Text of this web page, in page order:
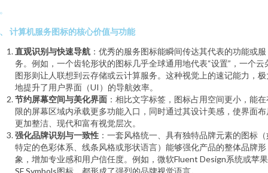
计算机服务图标的核心价值与功能
直观识别与快速导航 ：优秀的服务图标能瞬间传达其代表的功能或服
务。例如，一个齿轮形状的图标几乎全球通用地代表“设置”，一个云
图形则让人联想到云存储或云计算服务。这种视觉上的速记能力，极
地提升了用户界面（UI）的导航效率。
节约屏幕空间与美化界面 ：相比文字标签，图标占用空间更小，能
限的屏幕区域内承载更多功能入口，同时通过其设计美感，使界面布
更加整洁、现代和富有视觉层次。
强化品牌识别与一致性 ：一套风格统一、具有独特品牌元素的图标
特定的色彩体系、线条风格或形状语言）能够强化产品的整体品牌形
象，增加专业感和用户信任度。例如，微软Fluent Design系统或苹
SF Symbols图标，都形成了强烈的品牌视觉语言。